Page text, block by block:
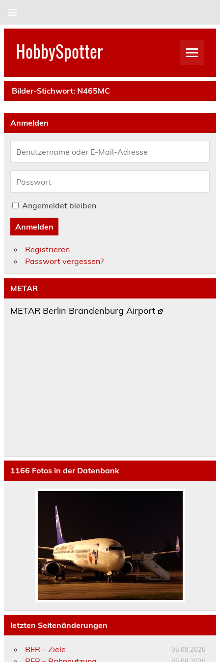
HobbySpotter
Bilder-Stichwort: N465MC
Anmelden
Angemeldet bleiben
Anmelden
Registrieren
Passwort vergessen?
METAR
METAR Berlin Brandenburg Airport
1166 Fotos in der Datenbank
letzten Seitenänderungen
BER – Ziele 05.08.2026